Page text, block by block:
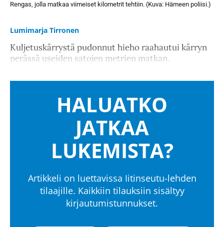
Rengas, jolla matkaa viimeiset kilometrit tehtiin. (Kuva: Hämeen poliisi.)
Lumimarja Tirronen
Kuljetuskärrystä pudonnut hieho raahautui kärryn
perässä useiden satojen metrien matkan.
HALUATKO
JATKAA
LUKEMISTA?
Artikkeli on luettavissa Iitinseutu-lehden
tilaajille. Kaikkiin tilauksiin sisältyy
kirjautumistunnukset.